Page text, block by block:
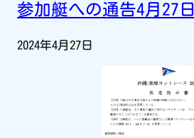
参加艇への通告4月27日
2024年4月27日